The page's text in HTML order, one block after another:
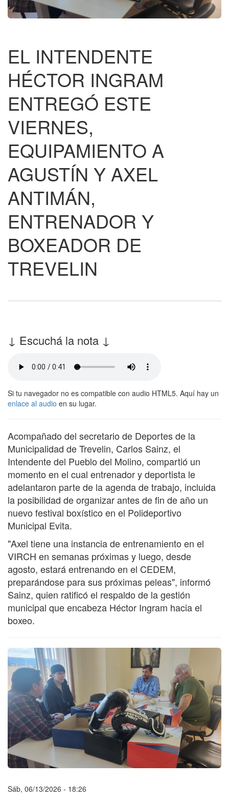
EL INTENDENTE
HÉCTOR INGRAM
ENTREGÓ ESTE
VIERNES,
EQUIPAMIENTO A
AGUSTÍN Y AXEL
ANTIMÁN,
ENTRENADOR Y
BOXEADOR DE
TREVELIN
↓ Escuchá la nota ↓
Si tu navegador no es compatible con audio HTML5. Aquí hay un
enlace al audio en su lugar.
Acompañado del secretario de Deportes de la
Municipalidad de Trevelin, Carlos Sainz, el
Intendente del Pueblo del Molino, compartió un
momento en el cual entrenador y deportista le
adelantaron parte de la agenda de trabajo, incluida
la posibilidad de organizar antes de fin de año un
nuevo festival boxístico en el Polideportivo
Municipal Evita.
"Axel tiene una instancia de entrenamiento en el
VIRCH en semanas próximas y luego, desde
agosto, estará entrenando en el CEDEM,
preparándose para sus próximas peleas", informó
Sainz, quien ratificó el respaldo de la gestión
municipal que encabeza Héctor Ingram hacia el
boxeo.
Sáb, 06/13/2026 - 18:26